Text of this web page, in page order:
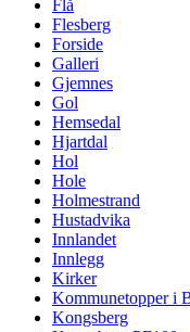
Flå
Flesberg
Forside
Galleri
Gjemnes
Gol
Hemsedal
Hjartdal
Hol
Hole
Holmestrand
Hustadvika
Innlandet
Innlegg
Kirker
Kommunetopper i
Kongsberg